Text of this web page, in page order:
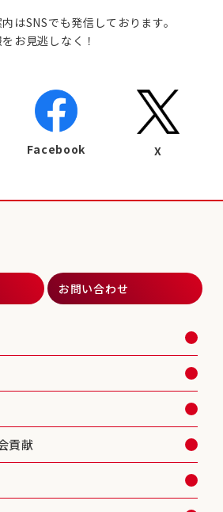
はSNSでも発信しております。
お見逃しなく！
Facebook X
お問い合わせ
貢献